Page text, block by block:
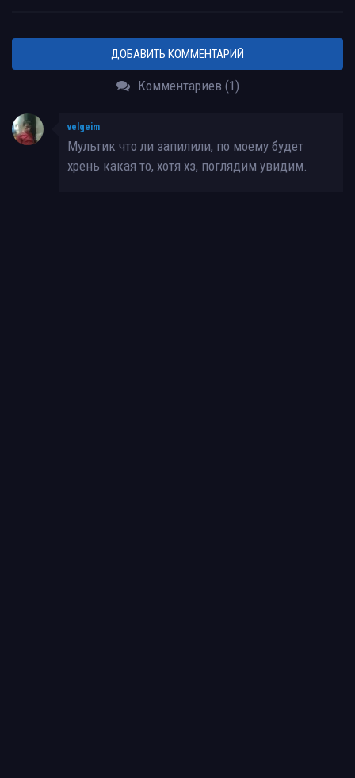
ДОБАВИТЬ КОММЕНТАРИЙ
Комментариев (1)
velgeim
Мультик что ли запилили, по моему будет
хрень какая то, хотя хз, поглядим увидим.